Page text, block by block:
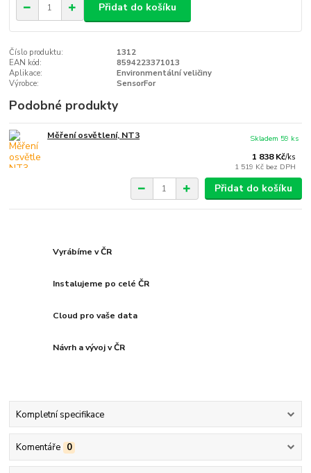
Přidat do košíku
Číslo produktu:
1312
EAN kód:
8594223371013
Aplikace:
Environmentální veličiny
Výrobce:
SensorFor
Podobné produkty
Měření osvětlení, NT3
1 838 Kč/ks
1 519 Kč bez DPH
Skladem 59 ks
Přidat do košíku
Vyrábíme v ČR
Instalujeme po celé ČR
Cloud pro vaše data
Návrh a vývoj v ČR
Kompletní specifikace
Komentáře 0